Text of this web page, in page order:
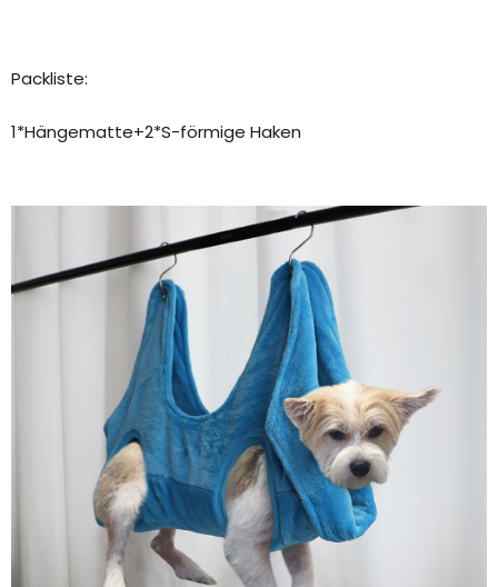
Packliste:
1*Hängematte+2*S-förmige Haken